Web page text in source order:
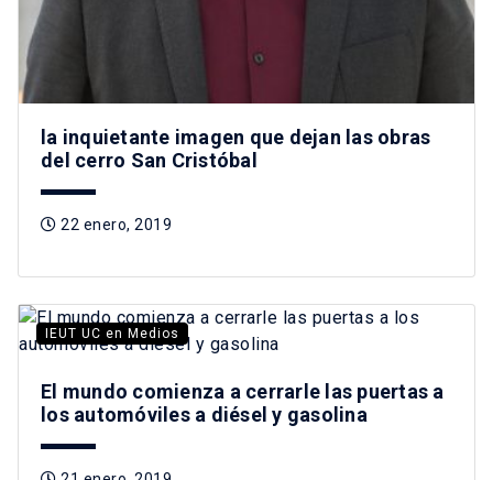
la inquietante imagen que dejan las obras
del cerro San Cristóbal
22 enero, 2019
IEUT UC en Medios
El mundo comienza a cerrarle las puertas a
los automóviles a diésel y gasolina